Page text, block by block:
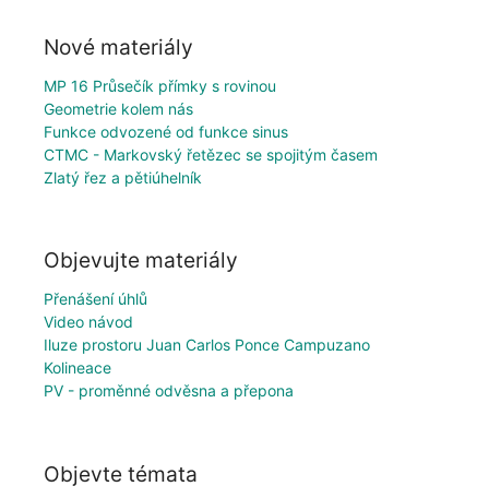
Nové materiály
MP 16 Průsečík přímky s rovinou
Geometrie kolem nás
Funkce odvozené od funkce sinus
CTMC - Markovský řetězec se spojitým časem
Zlatý řez a pětiúhelník
Objevujte materiály
Přenášení úhlů
Video návod
Iluze prostoru Juan Carlos Ponce Campuzano
Kolineace
PV - proměnné odvěsna a přepona
Objevte témata